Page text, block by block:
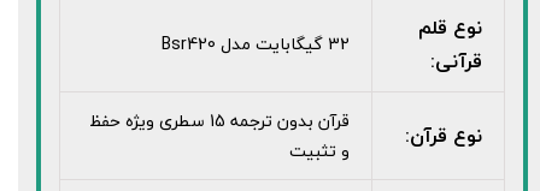
نوع قلم
قرآنی:
32 گیگابایت مدل Bsr420
نوع قرآن:
قرآن بدون ترجمه 15 سطری ویژه حفظ
و تثبیت